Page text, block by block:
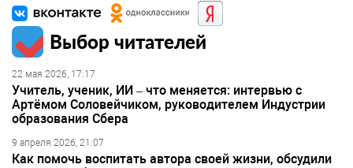
Выбор читателей
22 мая 2026, 17:17
Учитель, ученик, ИИ – что меняется: интервью с
Артёмом Соловейчиком, руководителем Индустрии
образования Сбера
9 апреля 2026, 21:07
Как помочь воспитать автора своей жизни, обсудили